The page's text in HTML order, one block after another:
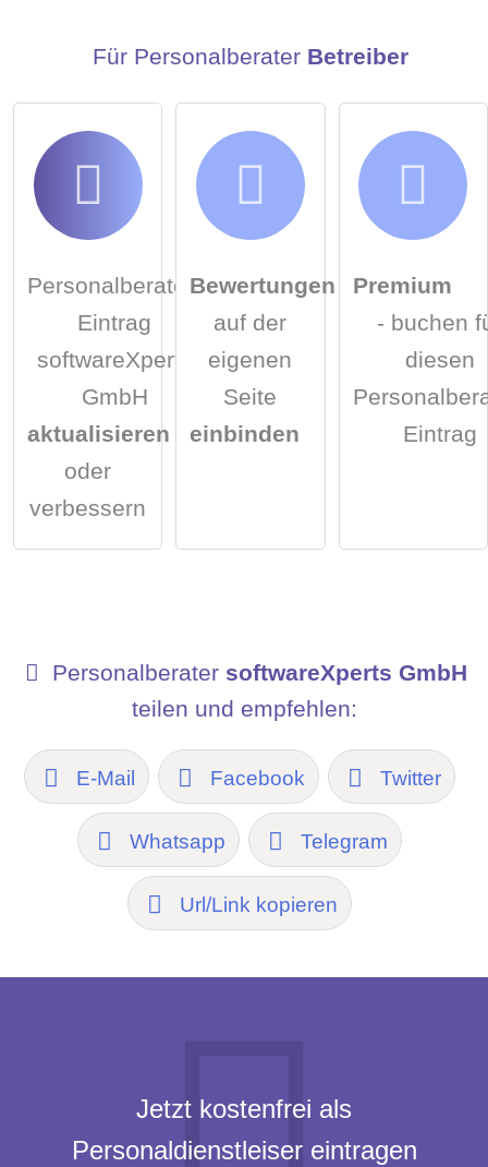
Personalberater-Eintrag zu stellen
Für Personalberater Betreiber
Personalberater-
Eintrag
softwareXperts
GmbH
aktualisieren
oder
verbessern
Bewertungen
auf der
eigenen
Seite
einbinden
Premium
- buchen
diesen
Eintrag
Personalberater softwareXperts GmbH
teilen und empfehlen:
E-Mail Facebook Twitter
Whatsapp Telegram
Url/Link kopieren
Jetzt kostenfrei als
Personaldienstleiser eintragen